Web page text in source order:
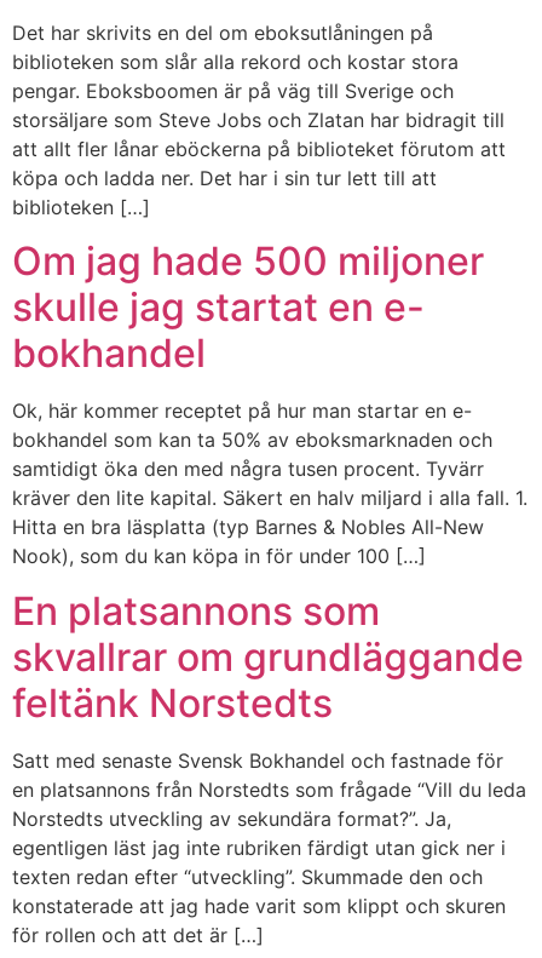
Det har skrivits en del om eboksutlåningen på
biblioteken som slår alla rekord och kostar stora
pengar. Eboksboomen är på väg till Sverige och
storsäljare som Steve Jobs och Zlatan har bidragit till
att allt fler lånar eböckerna på biblioteket förutom att
köpa och ladda ner. Det har i sin tur lett till att
biblioteken […]
Om jag hade 500 miljoner
skulle jag startat en e-
bokhandel
Ok, här kommer receptet på hur man startar en e-
bokhandel som kan ta 50% av eboksmarknaden och
samtidigt öka den med några tusen procent. Tyvärr
kräver den lite kapital. Säkert en halv miljard i alla fall. 1.
Hitta en bra läsplatta (typ Barnes & Nobles All-New
Nook), som du kan köpa in för under 100 […]
En platsannons som
skvallrar om grundläggande
feltänk Norstedts
Satt med senaste Svensk Bokhandel och fastnade för
en platsannons från Norstedts som frågade “Vill du leda
Norstedts utveckling av sekundära format?”. Ja,
egentligen läst jag inte rubriken färdigt utan gick ner i
texten redan efter “utveckling”. Skummade den och
konstaterade att jag hade varit som klippt och skuren
för rollen och att det är […]